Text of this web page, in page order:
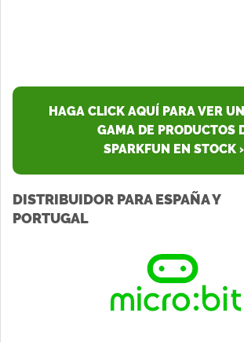
HAGA CLICK AQUÍ PARA VER
GAMA DE PRODUCTOS
SPARKFUN EN STOCK
DISTRIBUIDOR PARA ESPAÑA Y
PORTUGAL